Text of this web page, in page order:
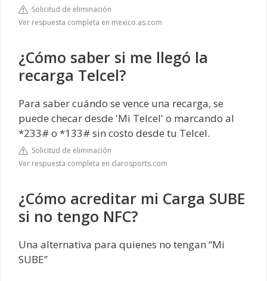
Solicitud de eliminación
Ver respuesta completa en mexico.as.com
¿Cómo saber si me llegó la
recarga Telcel?
Para saber cuándo se vence una recarga, se
puede checar desde 'Mi Telcel' o marcando al
*233# o *133# sin costo desde tu Telcel.
Solicitud de eliminación
Ver respuesta completa en clarosports.com
¿Cómo acreditar mi Carga SUBE
si no tengo NFC?
Una alternativa para quienes no tengan “Mi
SUBE”